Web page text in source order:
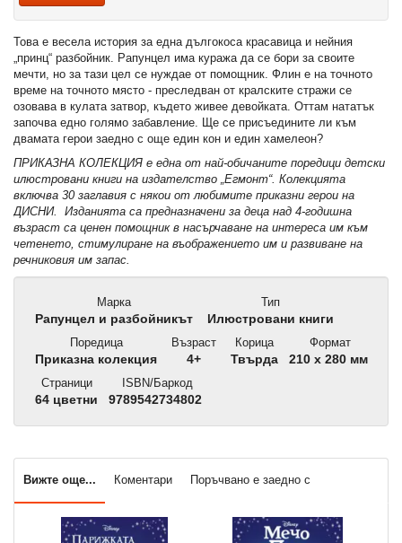
Това е весела история за една дългокоса красавица и нейния
„принц“ разбойник. Рапунцел има куража да се бори за своите
мечти, но за тази цел се нуждае от помощник. Флин е на точното
време на точното място - преследван от кралските стражи се
озовава в кулата затвор, където живее девойката. Оттам нататък
започва едно голямо забавление. Ще се присъедините ли към
двамата герои заедно с още един кон и един хамелеон?
ПРИКАЗНА КОЛЕКЦИЯ е една от най-обичаните поредици детски
илюстровани книги на издателство „Егмонт“. Колекцията
включва 30 заглавия с някои от любимите приказни герои на
ДИСНИ. Изданията са предназначени за деца над 4-годишна
възраст са ценен помощник в насърчаване на интереса им към
четенето, стимулиране на въображението им и развиване на
речниковия им запас.
Марка
Рапунцел и разбойникът
Тип
Илюстровани книги
Поредица
Приказна колекция
Възраст
4+
Корица
Твърда
Формат
210 x 280 мм
Страници
64 цветни
ISBN/Баркод
9789542734802
Вижте още... Коментари Поръчвано е заедно с